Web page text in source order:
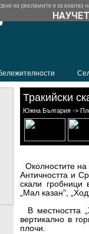
Тракийски
Южна България ->
Околностите
Античността и
скали гробници
„Мал казан”,
В местността
вертикално в
плочи.
на рекламите и за анализ